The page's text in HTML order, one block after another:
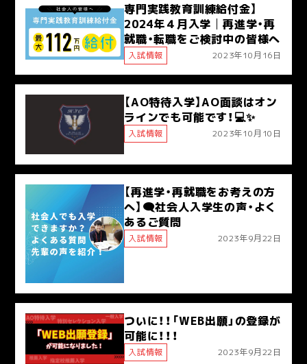
専門実践教育訓練給付金】
2024年４月入学│再進学・再
就職・転職をご検討中の皆様へ
入試情報 2023年10月16日
【AO特待入学】AO面談はオン
ラインでも可能です！💻✨
入試情報 2023年10月10日
【再進学・再就職をお考えの方
へ】🗨️社会人入学生の声・よく
あるご質問
入試情報 2023年9月22日
ついに！！「WEB出願」の登録が
可能に！！！
入試情報 2023年9月22日